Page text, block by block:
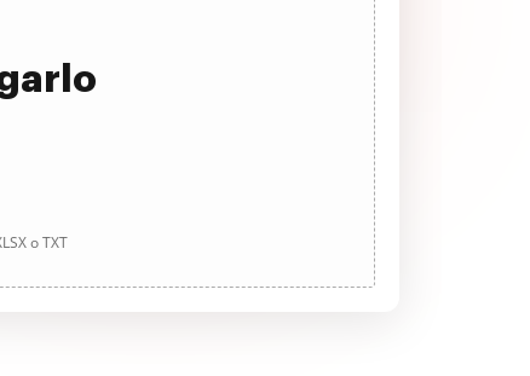
o TXT